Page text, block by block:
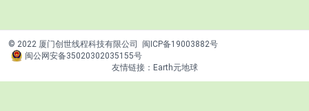
© 2022 厦门创世线程科技有限公司
闽ICP备19003882号
闽公网安备35020302035155号
友情链接： Earth元地球